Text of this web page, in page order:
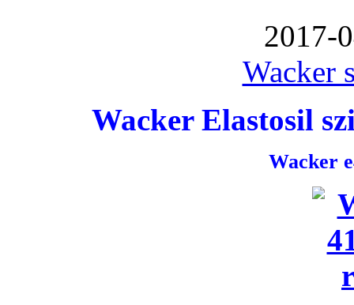
2017-
Wacker
Wacker Elastosil
Wacker